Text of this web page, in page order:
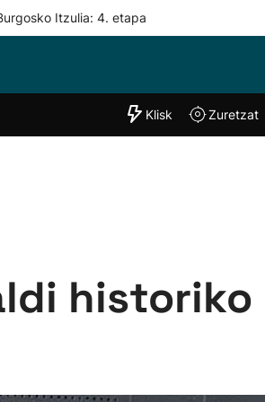
Itzulia: 4. etapa
"Helmuga"
Klisk Zuretzat
historiko